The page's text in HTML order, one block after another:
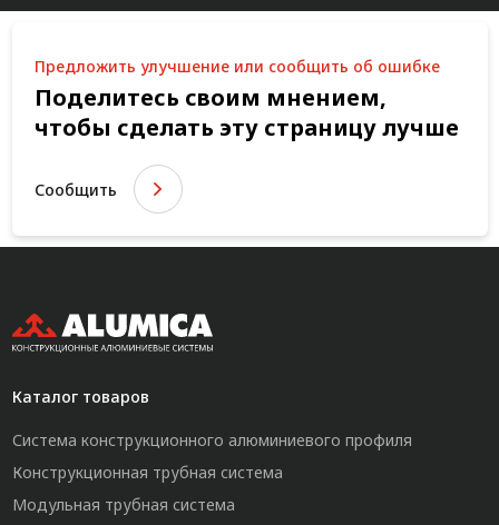
Предложить улучшение или сообщить об ошибке
Поделитесь своим мнением,
чтобы сделать эту страницу лучше
Сообщить
Каталог товаров
Система конструкционного алюминиевого профиля
Конструкционная трубная система
Модульная трубная система